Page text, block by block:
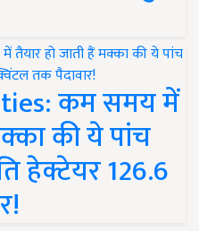
कम समय में
की ये पांच
हेक्टेयर 126.6